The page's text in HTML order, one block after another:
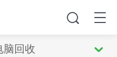
脑回收